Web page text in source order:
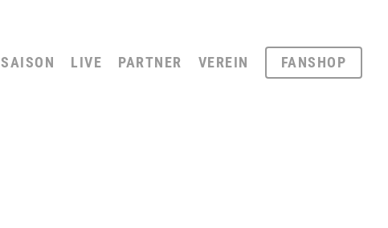
SAISON LIVE PARTNER VEREIN FANSHOP